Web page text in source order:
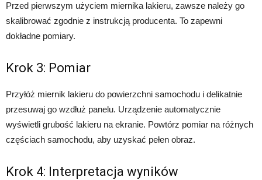
Przed pierwszym użyciem miernika lakieru, zawsze należy go
skalibrować zgodnie z instrukcją producenta. To zapewni
dokładne pomiary.
Krok 3: Pomiar
Przyłóż miernik lakieru do powierzchni samochodu i delikatnie
przesuwaj go wzdłuż panelu. Urządzenie automatycznie
wyświetli grubość lakieru na ekranie. Powtórz pomiar na różnych
częściach samochodu, aby uzyskać pełen obraz.
Krok 4: Interpretacja wyników